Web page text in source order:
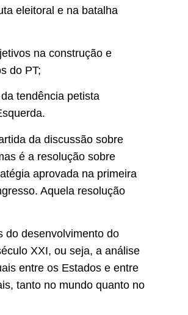
eleitoral e na batalha
na construção e
do PT;
tendência petista
da discussão sobre
é a resolução sobre
aprovada na primeira
Aquela resolução
do desenvolvimento do
XXI, ou seja, a análise
entre os Estados e entre
tanto no mundo quanto no